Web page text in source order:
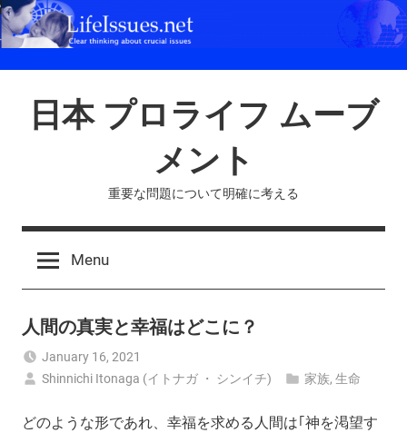
Skip
to
日本 プロライフ ムーブ
メント
重要な問題について明確に考える
Menu
人間の真実と幸福はどこに？
January 16, 2021
Shinnichi Itonaga (イトナガ ・ シンイチ)
家族,生命
どのような形であれ、幸福を求める人間は｢神を渇望す